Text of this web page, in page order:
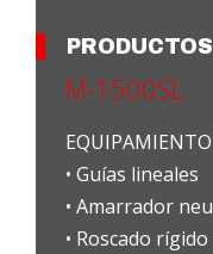
M-1500SL
• Guías lineales
• Amarrador
• Roscado rígido